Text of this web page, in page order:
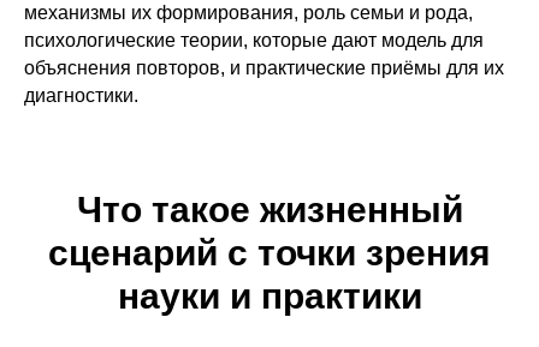
механизмы их формирования, роль семьи и рода,
психологические теории, которые дают модель для
объяснения повторов, и практические приёмы для их
диагностики.
Что такое жизненный
сценарий с точки зрения
науки и практики